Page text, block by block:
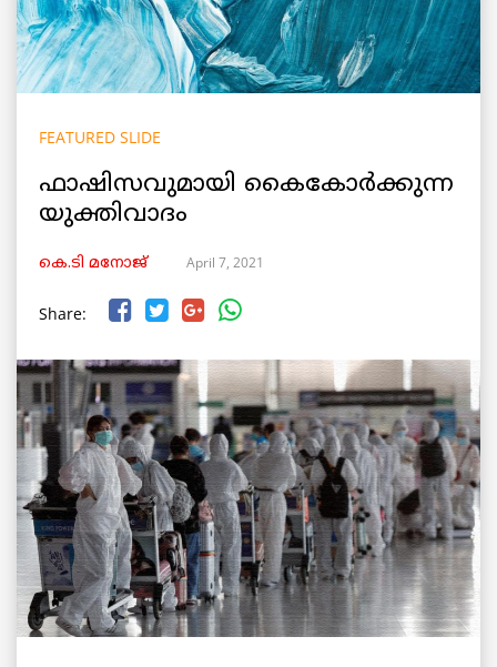
FEATURED SLIDE
ഫാഷിസവുമായി കൈകോർക്കുന്ന
യുക്തിവാദം
കെ.ടി മനോജ്‌ April 7, 2021
Share: